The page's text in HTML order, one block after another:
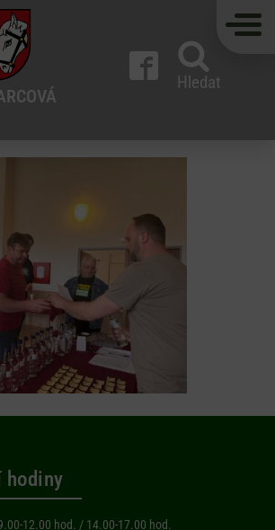
Hledat
hodiny
12.00 hod. / 14.00-17.00 hod.